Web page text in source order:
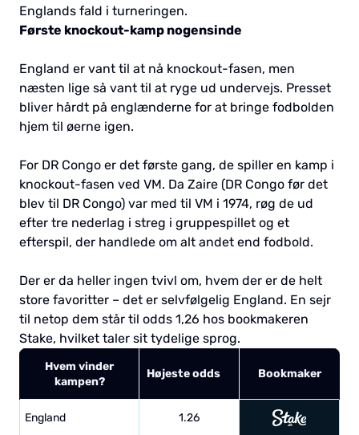
Englands fald i turneringen.
Første knockout-kamp nogensinde
England er vant til at nå knockout-fasen, men
næsten lige så vant til at ryge ud undervejs. Presset
bliver hårdt på englænderne for at bringe fodbolden
hjem til øerne igen.
For DR Congo er det første gang, de spiller en kamp i
knockout-fasen ved VM. Da Zaire (DR Congo før det
blev til DR Congo) var med til VM i 1974, røg de ud
efter tre nederlag i streg i gruppespillet og et
efterspil, der handlede om alt andet end fodbold.
Der er da heller ingen tvivl om, hvem der er de helt
store favoritter – det er selvfølgelig England. En sejr
til netop dem står til odds 1,26 hos bookmakeren
Stake, hvilket taler sit tydelige sprog.
Hvem vinder
kampen?
Højeste odds Bookmaker
England 1.26